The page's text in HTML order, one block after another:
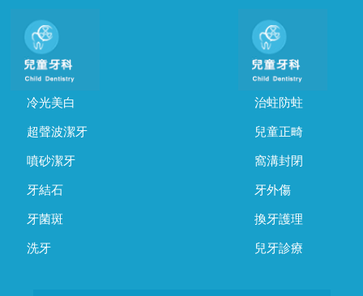
冷光美白
超聲波潔牙
噴砂潔牙
牙結石
牙菌斑
洗牙
治蛀防蛀
兒童正畸
窩溝封閉
牙外傷
換牙護理
兒牙診療